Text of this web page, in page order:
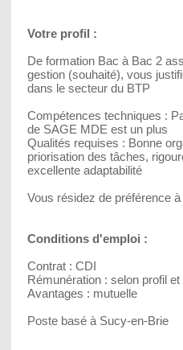
Votre profil :
De formation Bac à Bac 2
gestion (souhaité), vous
dans le secteur du BTP
Compétences techniques :
de SAGE MDE est un plus
Qualités requises : Bonne
priorisation des tâches,
excellente adaptabilité
Vous résidez de préférence
Conditions d'emploi :
Contrat : CDI
Rémunération : selon profil
Avantages : mutuelle
Poste basé à Sucy-en-Brie